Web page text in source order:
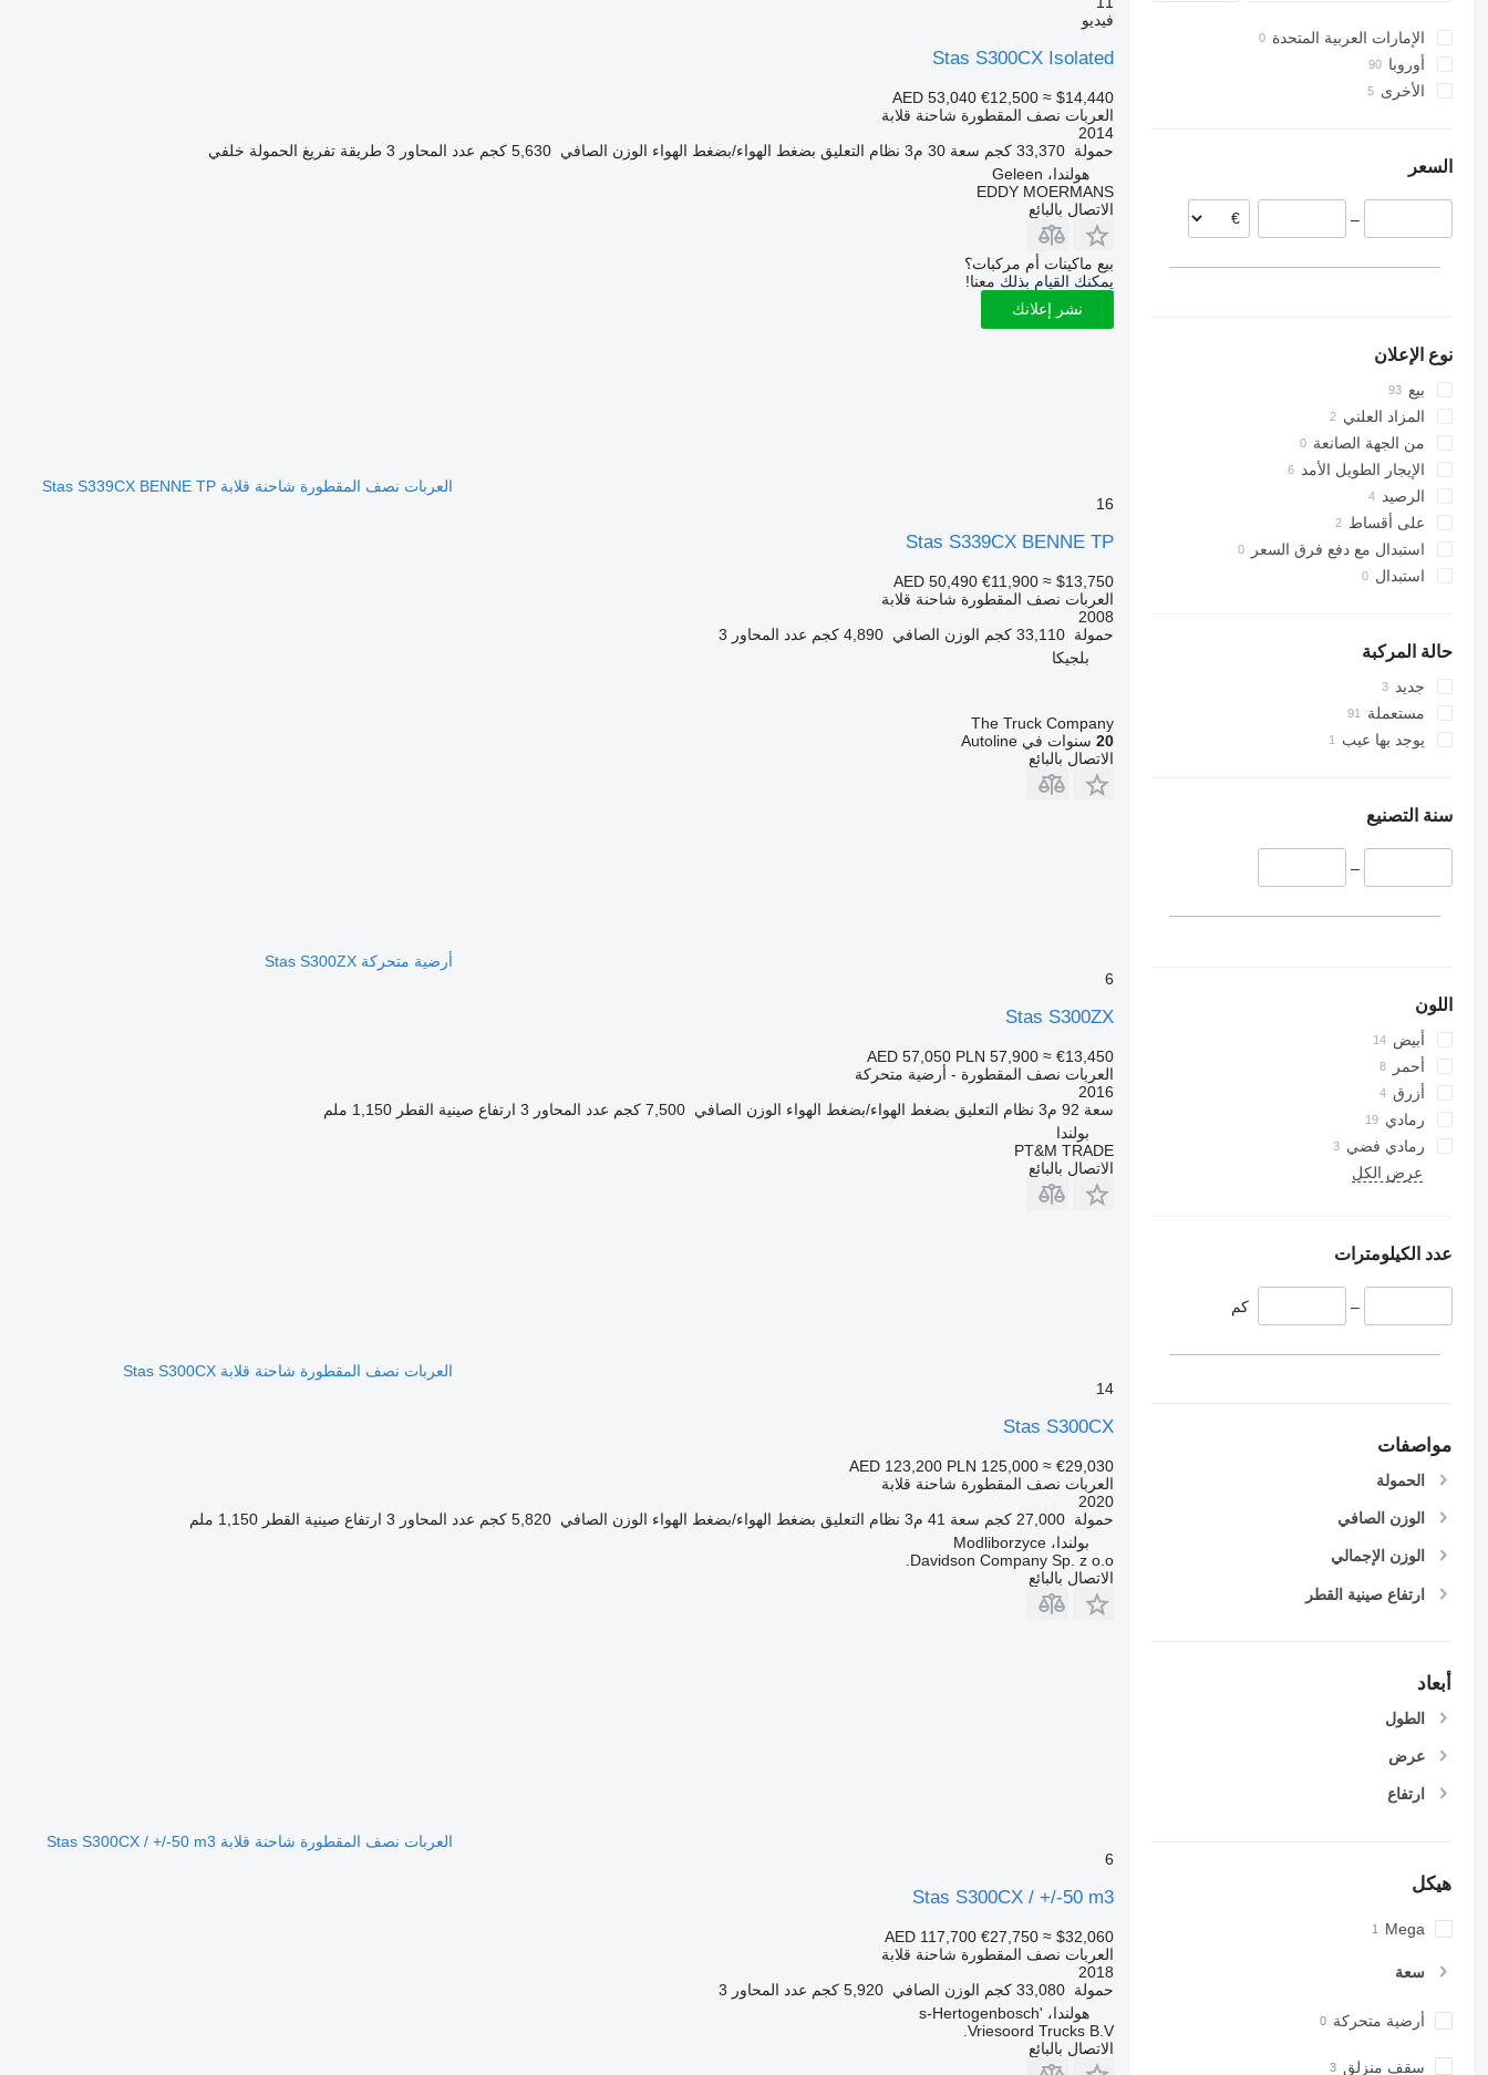
الإمارات العربية المتحدة
أوروبا
هولندا
بلجيكا
المجر
الأخرى
السعر
–
نوع الإعلان
بيع
المزاد العلني
من الجهة الصانعة
الإيجار الطويل الأمد
الرصيد
على أقساط
استبدال مع دفع فرق السعر
استبدال
حالة المركبة
جديد
مستعملة
يوجد بها عيب
سنة التصنيع
–
اللون
أبيض
أحمر
أزرق
رمادي
رمادي فضي
عرض الكل
عدد الكيلومترات
– كم
مواصفات
الحمولة
الوزن الصافي
الوزن الإجمالي
ارتفاع صينية القطر
أبعاد
الطول
عرض
ارتفاع
هيكل
Mega
سعة
أرضية متحركة
سقف منزلق
فيديو
Stas S300CX Isolated
AED 53,040 €12,500 ≈ $14,440
العربات نصف المقطورة شاحنة قلابة
2014
حمولة 33,370 كجم سعة 30 م3 نظام التعليق بضغط الهواء/بضغط الهواء الوزن الصافي 5,630 كجم عدد المحاور 3 طريقة تفريغ الحمولة خلفي
هولندا، Geleen
EDDY MOERMANS
الاتصال بالبائع
بيع ماكينات أم مركبات؟
يمكنك القيام بذلك معنا!
نشر إعلانك
العربات نصف المقطورة شاحنة قلابة Stas S339CX BENNE TP
16
Stas S339CX BENNE TP
AED 50,490 €11,900 ≈ $13,750
العربات نصف المقطورة شاحنة قلابة
2008
حمولة 33,110 كجم الوزن الصافي 4,890 كجم عدد المحاور 3
بلجيكا
The Truck Company
20سنوات في Autoline
الاتصال بالبائع
أرضية متحركة Stas S300ZX
6
Stas S300ZX
AED 57,050 PLN 57,900 ≈ €13,450
العربات نصف المقطورة - أرضية متحركة
2016
سعة 92 م3 نظام التعليق بضغط الهواء/بضغط الهواء الوزن الصافي 7,500 كجم عدد المحاور 3 ارتفاع صينية القطر 1,150 ملم
بولندا
PT&M TRADE
الاتصال بالبائع
العربات نصف المقطورة شاحنة قلابة Stas S300CX
14
Stas S300CX
AED 123,200 PLN 125,000 ≈ €29,030
العربات نصف المقطورة شاحنة قلابة
2020
حمولة 27,000 كجم سعة 41 م3 نظام التعليق بضغط الهواء/بضغط الهواء الوزن الصافي 5,820 كجم عدد المحاور 3 ارتفاع صينية القطر 1,150 ملم
بولندا، Modliborzyce
Davidson Company Sp. z o.o.
الاتصال بالبائع
العربات نصف المقطورة شاحنة قلابة Stas S300CX / +/-50 m3
6
Stas S300CX / +/-50 m3
AED 117,700 €27,750 ≈ $32,060
العربات نصف المقطورة شاحنة قلابة
2018
حمولة 33,080 كجم الوزن الصافي 5,920 كجم عدد المحاور 3
هولندا، 's-Hertogenbosch
Vriesoord Trucks B.V.
الاتصال بالبائع